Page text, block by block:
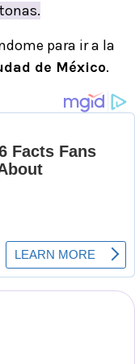
para ir a la
de México.